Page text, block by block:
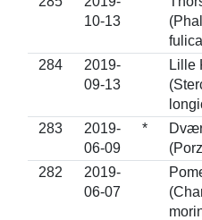
10-13
284
2019-
09-13
Lille
283
2019-
06-09
*
282
2019-
06-07